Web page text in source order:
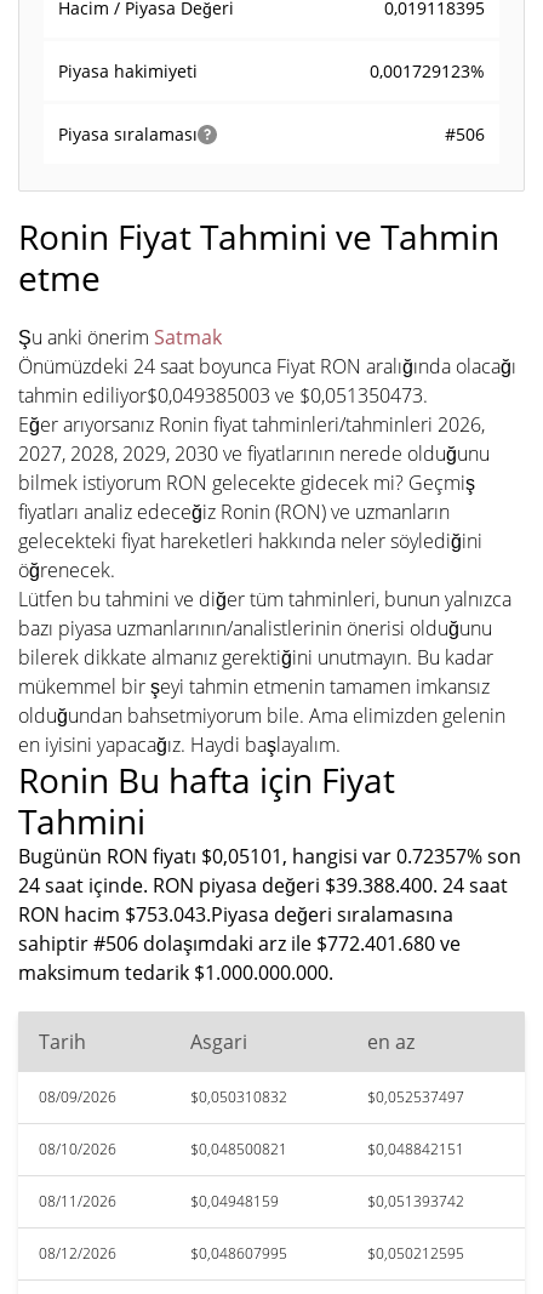
Hacim / Piyasa Değeri 0,019118395
Piyasa hakimiyeti 0,001729123%
Piyasa sıralaması #506
Ronin Fiyat Tahmini ve Tahmin
etme
Şu anki önerim Satmak
Önümüzdeki 24 saat boyunca Fiyat RON aralığında olacağı
tahmin ediliyor$0,049385003 ve $0,051350473.
Eğer arıyorsanız Ronin fiyat tahminleri/tahminleri 2026,
2027, 2028, 2029, 2030 ve fiyatlarının nerede olduğunu
bilmek istiyorum RON gelecekte gidecek mi? Geçmiş
fiyatları analiz edeceğiz Ronin (RON) ve uzmanların
gelecekteki fiyat hareketleri hakkında neler söylediğini
öğrenecek.
Lütfen bu tahmini ve diğer tüm tahminleri, bunun yalnızca
bazı piyasa uzmanlarının/analistlerinin önerisi olduğunu
bilerek dikkate almanız gerektiğini unutmayın. Bu kadar
mükemmel bir şeyi tahmin etmenin tamamen imkansız
olduğundan bahsetmiyorum bile. Ama elimizden gelenin
en iyisini yapacağız. Haydi başlayalım.
Ronin Bu hafta için Fiyat
Tahmini
Bugünün RON fiyatı $0,05101, hangisi var 0.72357% son
24 saat içinde. RON piyasa değeri $39.388.400. 24 saat
RON hacim $753.043.Piyasa değeri sıralamasına
sahiptir #506 dolaşımdaki arz ile $772.401.680 ve
maksimum tedarik $1.000.000.000.
Tarih Asgari en az
08/09/2026 $0,050310832 $0,052537497
08/10/2026 $0,048500821 $0,048842151
08/11/2026 $0,04948159 $0,051393742
08/12/2026 $0,048607995 $0,050212595